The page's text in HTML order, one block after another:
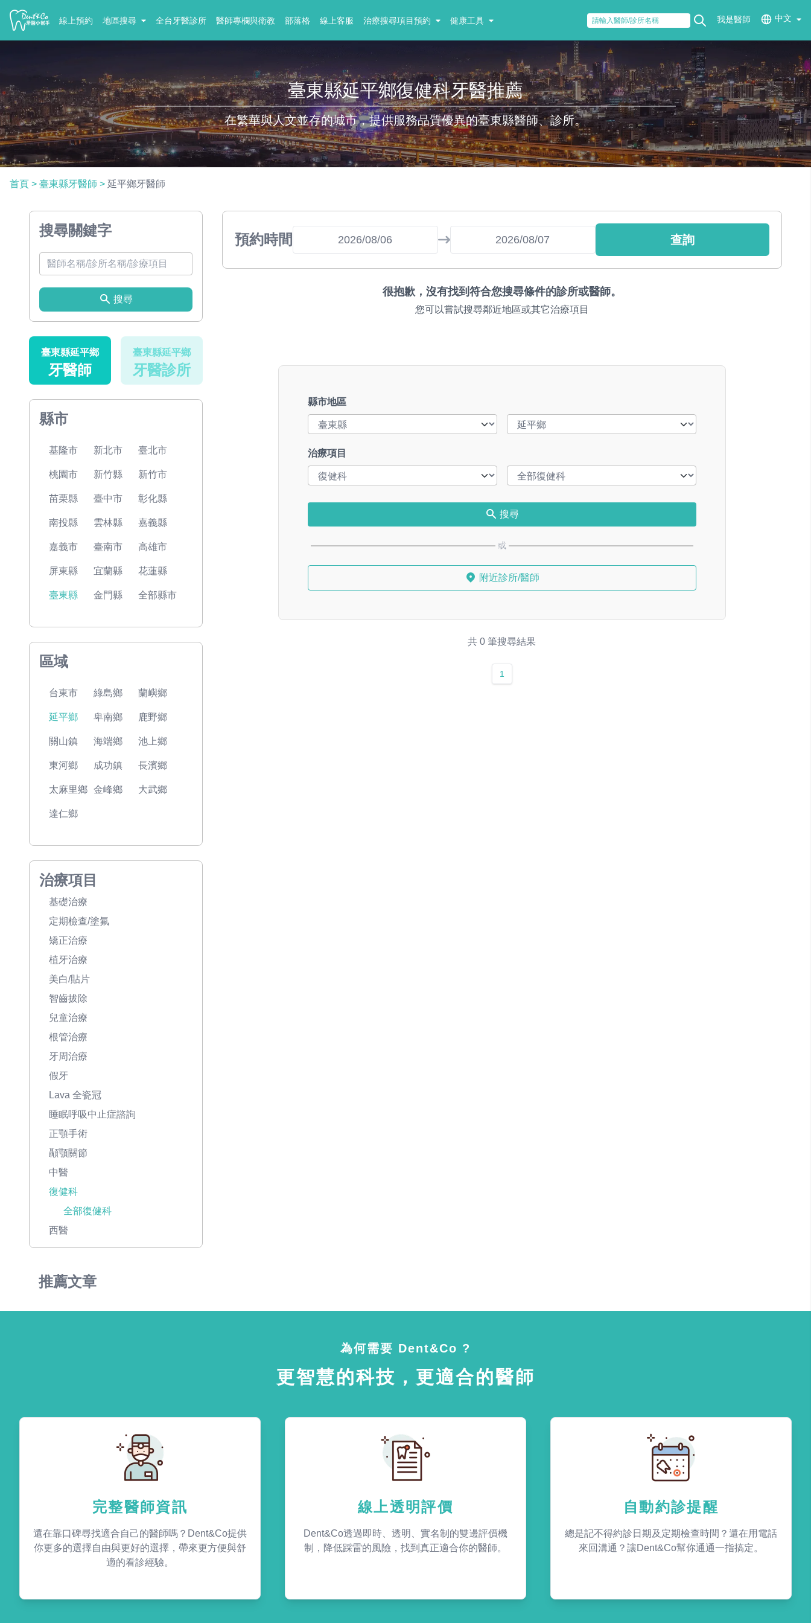
線上預約 地區搜尋 全台牙醫診所 醫師專欄與衛教 部落格 線上客服 治療搜尋項目預約 健康工具 我是醫師 中文
臺東縣延平鄉復健科牙醫推薦
在繁華與人文並存的城市，提供服務品質優異的臺東縣醫師、診所。
首頁 > 臺東縣牙醫師 > 延平鄉牙醫師
搜尋關鍵字
搜尋
臺東縣延平鄉
牙醫師
臺東縣延平鄉
牙醫診所
縣市
基隆市 新北市 臺北市
桃園市 新竹縣 新竹市
苗栗縣 臺中市 彰化縣
南投縣 雲林縣 嘉義縣
嘉義市 臺南市 高雄市
屏東縣 宜蘭縣 花蓮縣
臺東縣 金門縣 全部縣市
區域
台東市 綠島鄉 蘭嶼鄉
延平鄉 卑南鄉 鹿野鄉
關山鎮 海端鄉 池上鄉
東河鄉 成功鎮 長濱鄉
太麻里鄉 金峰鄉 大武鄉
達仁鄉
治療項目
基礎治療
定期檢查/塗氟
矯正治療
植牙治療
美白/貼片
智齒拔除
兒童治療
根管治療
牙周治療
假牙
Lava 全瓷冠
睡眠呼吸中止症諮詢
正顎手術
顳顎關節
中醫
復健科
全部復健科
西醫
推薦文章
預約時間 查詢
很抱歉，沒有找到符合您搜尋條件的診所或醫師。
您可以嘗試搜尋鄰近地區或其它治療項目
縣市地區
治療項目
搜尋
或
附近診所/醫師
共 0 筆搜尋結果
1
為何需要 Dent&Co ?
更智慧的科技，更適合的醫師
完整醫師資訊
還在靠口碑尋找適合自己的醫師嗎？Dent&Co提供
你更多的選擇自由與更好的選擇，帶來更方便與舒
適的看診經驗。
線上透明評價
Dent&Co透過即時、透明、實名制的雙邊評價機
制，降低踩雷的風險，找到真正適合你的醫師。
自動約診提醒
總是記不得約診日期及定期檢查時間？還在用電話
來回溝通？讓Dent&Co幫你通通一指搞定。